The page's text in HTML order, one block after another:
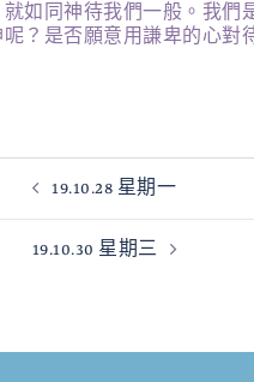
如同神待我們一般。我們
？是否願意用謙卑的心對
19.10.28 星期一
19.10.30 星期三